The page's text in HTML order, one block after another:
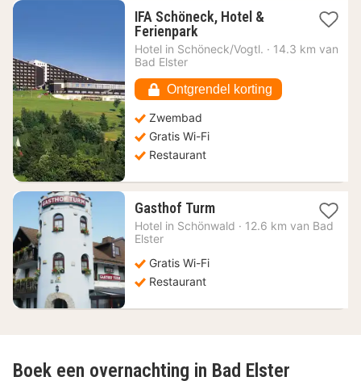
IFA Schöneck, Hotel &
Ferienpark1
nacht
vanaf
€
Hotel in Schöneck/Vogtl. · 14.3 km van
Bad Elster
Ontgrendel korting
Zwembad
Gratis Wi-Fi
Restaurant
Gasthof Turm1
nacht
Hotel in Schönwald · 12.6 km van Bad
Elster
Gratis Wi-Fi
Restaurant
Boek een overnachting in Bad Elster